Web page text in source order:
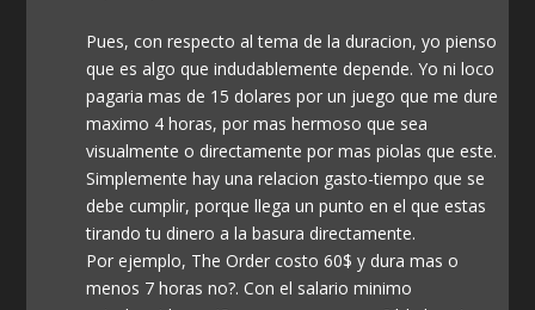
Pues, con respecto al tema de la duracion, yo pienso
que es algo que indudablemente depende. Yo ni loco
pagaria mas de 15 dolares por un juego que me dure
maximo 4 horas, por mas hermoso que sea
visualmente o directamente por mas piolas que este.
Simplemente hay una relacion gasto-tiempo que se
debe cumplir, porque llega un punto en el que estas
tirando tu dinero a la basura directamente.
Por ejemplo, The Order costo 60$ y dura mas o
menos 7 horas no?. Con el salario minimo